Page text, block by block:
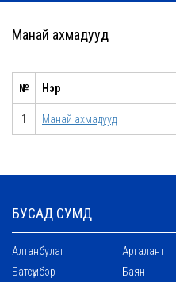
Манай ахмадууд
№ Нэр
1 Манай ахмадууд
БУСАД СУМД
Алтанбулаг Аргалант
Батсүмбэр
Баян